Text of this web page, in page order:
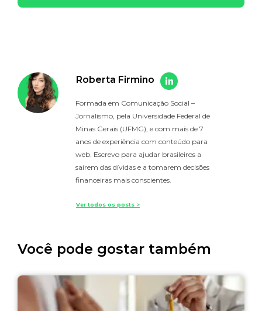
Roberta Firmino
Formada em Comunicação Social –
Jornalismo, pela Universidade Federal de
Minas Gerais (UFMG), e com mais de 7
anos de experiência com conteúdo para
web. Escrevo para ajudar brasileiros a
saírem das dívidas e a tomarem decisões
financeiras mais conscientes.
Ver todos os posts >
Você pode gostar também